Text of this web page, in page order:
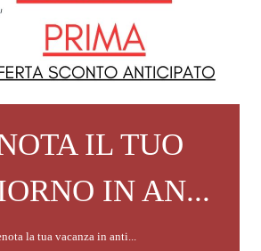
IL TUO
IN AN...
la tua vacanza in anti...